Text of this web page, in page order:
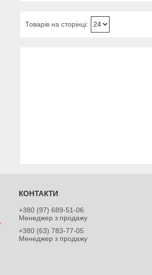
+380 (97) 689-51-06
Менеджер з продажу
+380 (63) 783-77-05
Менеджер з продажу